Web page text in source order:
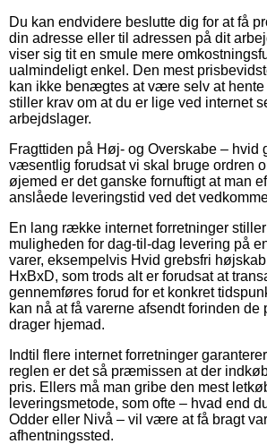
Du kan endvidere beslutte dig for at få
din adresse eller til adressen på dit
viser sig tit en smule mere
ualmindeligt enkel. Den mest
kan ikke benægtes at være selv at
stiller krav om at du er lige ved internet
arbejdslager.
Fragttiden på Høj- og Overskabe – hvid
væsentlig forudsat vi skal bruge ordren
øjemed er det ganske fornuftigt at man
anslåede leveringstid ved det
En lang række internet forretninger stiller
muligheden for dag-til-dag levering på
varer, eksempelvis Hvid grebsfri
HxBxD, som trods alt er forudsat at
gennemføres forud for et konkret
kan nå at få varerne afsendt forinden de
drager hjemad.
Indtil flere internet forretninger
reglen er det så præmissen at der
pris. Ellers må man gribe den mest
leveringsmetode, som ofte – hvad end
Odder eller Nivå – vil være at få bragt
afhentningssted.